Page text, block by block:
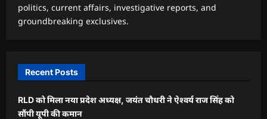
politics, current affairs, investigative reports, and
groundbreaking exclusives.
Recent Posts
RLD को मिला नया प्रदेश अध्यक्ष, जयंत चौधरी ने ऐश्वर्य राज सिंह को
सौंपी यूपी की कमान